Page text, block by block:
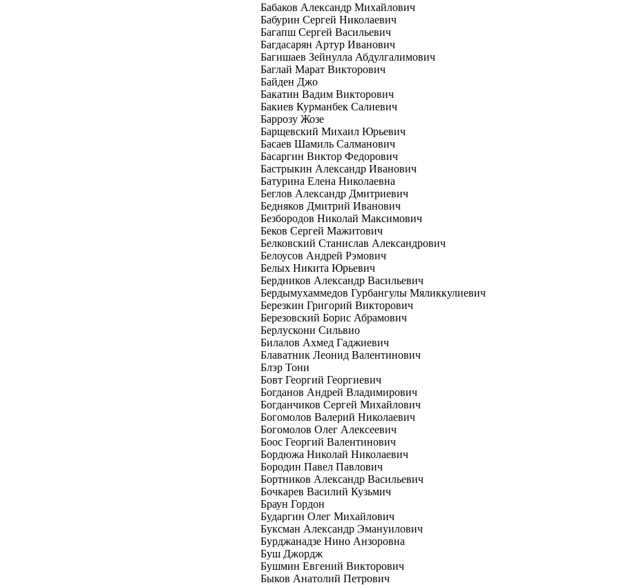
Бабаков Александр Михайлович
Бабурин Сергей Николаевич
Багапш Сергей Васильевич
Багдасарян Артур Иванович
Багишаев Зейнулла Абдулгалимович
Баглай Марат Викторович
Байден Джо
Бакатин Вадим Викторович
Бакиев Курманбек Салиевич
Баррозу Жозе
Барщевский Михаил Юрьевич
Басаев Шамиль Салманович
Басаргин Виктор Федорович
Бастрыкин Александр Иванович
Батурина Елена Николаевна
Беглов Александр Дмитриевич
Бедняков Дмитрий Иванович
Безбородов Николай Максимович
Беков Сергей Мажитович
Белковский Станислав Александрович
Белоусов Андрей Рэмович
Белых Никита Юрьевич
Бердников Александр Васильевич
Бердымухаммедов Гурбангулы Мяликкулиевич
Березкин Григорий Викторович
Березовский Борис Абрамович
Берлускони Сильвио
Билалов Ахмед Гаджиевич
Блаватник Леонид Валентинович
Блэр Тони
Бовт Георгий Георгиевич
Богданов Андрей Владимирович
Богданчиков Сергей Михайлович
Богомолов Валерий Николаевич
Богомолов Олег Алексеевич
Боос Георгий Валентинович
Бордюжа Николай Николаевич
Бородин Павел Павлович
Бортников Александр Васильевич
Бочкарев Василий Кузьмич
Браун Гордон
Бударгин Олег Михайлович
Буксман Александр Эмануилович
Бурджанадзе Нино Анзоровна
Буш Джордж
Бушмин Евгений Викторович
Быков Анатолий Петрович